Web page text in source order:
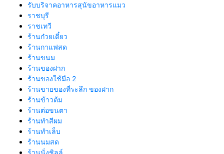
รับบริจาคอาหารสุนัขอาหารแมว
ราชบุรี
ราชเทวี
ร้านก๋วยเตี๋ยว
ร้านกาแฟสด
ร้านขนม
ร้านของฝาก
ร้านของใช้มือ 2
ร้านขายของที่ระลึก ของฝาก
ร้านข้าวต้ม
ร้านต่อขนตา
ร้านทำสีผม
ร้านทำเล็บ
ร้านนมสด
ร้านนั่งชิลล์